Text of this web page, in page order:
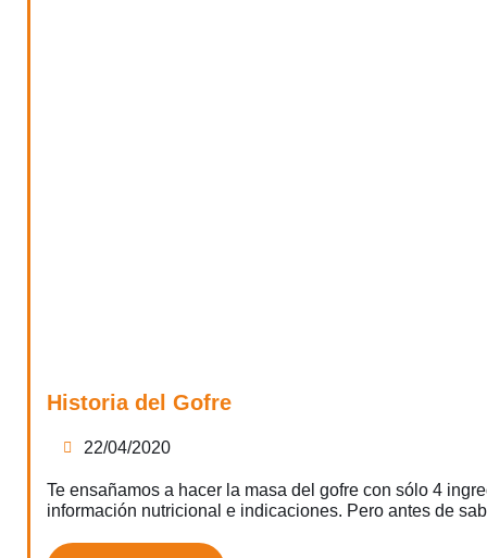
Historia del Gofre
22/04/2020
Te ensañamos a hacer la masa del gofre con sólo 4
información nutricional e indicaciones. Pero antes de